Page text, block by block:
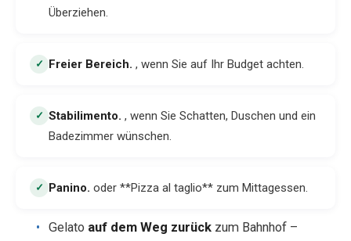
Überziehen.
✓ Freier Bereich. , wenn Sie auf Ihr Budget achten.
✓ Stabilimento. , wenn Sie Schatten, Duschen und ein
Badezimmer wünschen.
✓ Panino. oder **Pizza al taglio** zum Mittagessen.
Gelato auf dem Weg zurück zum Bahnhof –